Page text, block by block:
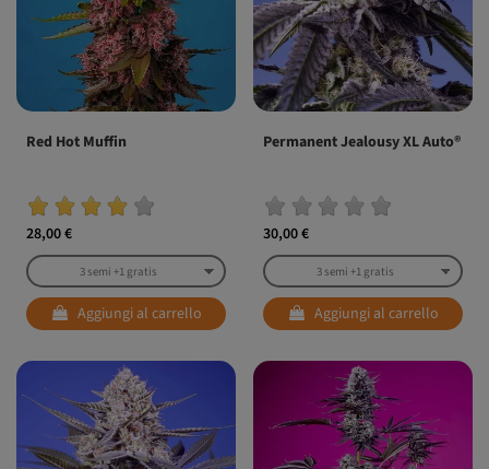
Red Hot Muffin
28,00 €
Aggiungi al carrello
Permanent Jealousy XL Auto®
30,00 €
Aggiungi al carrello